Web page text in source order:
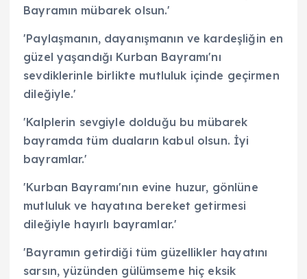
Bayramın mübarek olsun.'
'Paylaşmanın, dayanışmanın ve kardeşliğin en
güzel yaşandığı Kurban Bayramı'nı
sevdiklerinle birlikte mutluluk içinde geçirmen
dileğiyle.'
'Kalplerin sevgiyle dolduğu bu mübarek
bayramda tüm duaların kabul olsun. İyi
bayramlar.'
'Kurban Bayramı'nın evine huzur, gönlüne
mutluluk ve hayatına bereket getirmesi
dileğiyle hayırlı bayramlar.'
'Bayramın getirdiği tüm güzellikler hayatını
sarsın, yüzünden gülümseme hiç eksik